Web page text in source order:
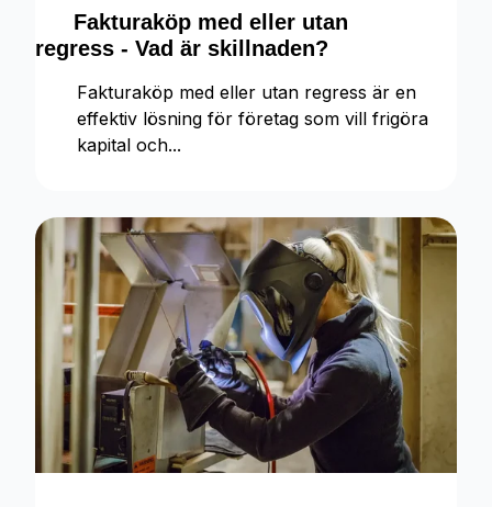
Fakturaköp med eller utan
regress - Vad är skillnaden?
Fakturaköp med eller utan regress är en
effektiv lösning för företag som vill frigöra
kapital och...